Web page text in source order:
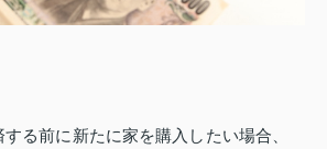
る前に新たに家を購入したい場合、